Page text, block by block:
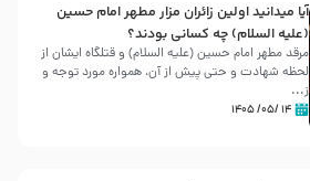
آیا میدانید اولین زائران مزار مطهر امام حسین
(علیه السلام) چه کسانی بودند؟
مرقد مطهر امام حسین (علیه السلام) و قتلگاه ایشان از
لحظه شهادت و حتی پیش از آن، همواره مورد توجه و
ز...
۱۴ /۰۵/ ۱۴۰۵